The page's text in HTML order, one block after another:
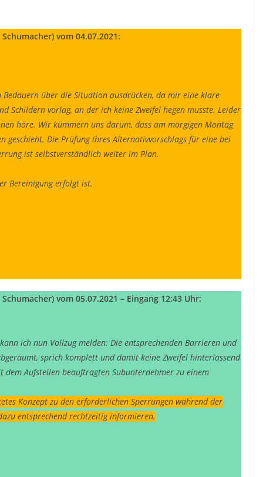
vom 04.07.2021:
über die Situation ausdrücken, da mir eine klare
Schildern vorlag, an der ich keine Zweifel hegen musste. Leider
höre. Wir kümmern uns darum, dass am morgigen Montag
geschieht. Die Prüfung Ihres Alternativvorschlags für eine bei
ist selbstverständlich weiter im Plan.
Bereinigung erfolgt ist.
vom 05.07.2021 – Eingang 12:43 Uhr:
ich nun Vollzug melden: Die entsprechenden Barrieren und
sprich komplett und damit keine Zweifel hinterlassend
Aufstellen beauftragten Subunternehmer zu einem
Konzept zu den erforderlichen Sperrungen während der
entsprechend rechtzeitig informieren.